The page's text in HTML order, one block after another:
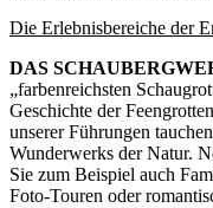
Die Erlebnisbereiche der
DAS
„farbenreichsten
Geschichte der
unserer Führungen
Wunderwerks der Natur.
Sie zum Beispiel auch
Foto-Touren oder